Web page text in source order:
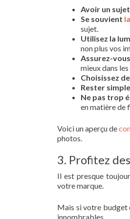
Avoir un
Se souvient
sujet.
Utilisez la
non plus vos
Assurez-
mieux dans
Choisissez
Rester
Ne pas trop
en matière de
Voici un aperçu de
photos.
3. Profitez
Il est presque
votre marque.
Mais si votre budget
innombrables.